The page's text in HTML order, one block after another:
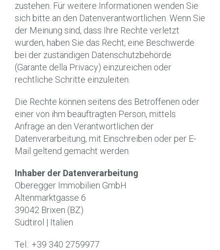
zustehen. Für weitere Informationen wenden Sie
sich bitte an den Datenverantwortlichen. Wenn Sie
der Meinung sind, dass Ihre Rechte verletzt
wurden, haben Sie das Recht, eine Beschwerde
bei der zuständigen Datenschutzbehörde
(Garante della Privacy) einzureichen oder
rechtliche Schritte einzuleiten.
Die Rechte können seitens des Betroffenen oder
einer von ihm beauftragten Person, mittels
Anfrage an den Verantwortlichen der
Datenverarbeitung, mit Einschreiben oder per E-
Mail geltend gemacht werden.
Inhaber der Datenverarbeitung
Oberegger Immobilien GmbH
Altenmarktgasse 6
39042 Brixen (BZ)
Südtirol | Italien
Tel.: +39 340 2759977